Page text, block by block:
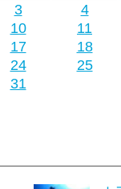
3
4
10
11
17
18
24
25
31